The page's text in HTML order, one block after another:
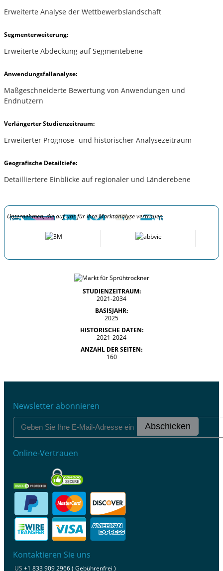
Erweiterte Analyse der Wettbewerbslandschaft
Segmenterweiterung:
Erweiterte Abdeckung auf Segmentebene
Anwendungsfallanalyse:
Maßgeschneiderte Bewertung von Anwendungen und
Endnutzern
Verlängerter Studienzeitraum:
Erweiterter Prognose- und historischer Analysezeitraum
Geografische Detailtiefe:
Detailliertere Einblicke auf regionaler und Länderebene
Unternehmen, die auf uns für ihre Marktanalyse vertrauen
STUDIENZEITRAUM:
2021-2034
BASISJAHR:
2025
HISTORISCHE DATEN:
2021-2024
ANZAHL DER SEITEN:
160
Newsletter abonnieren
Abschicken
Online-Vertrauen
Kontaktieren Sie uns
US +1 833 909 2966 ( Gebührenfrei )